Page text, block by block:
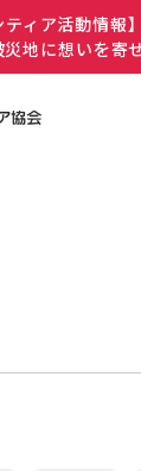
ティア活動情報
地に想いを寄